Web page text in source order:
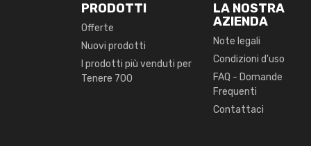
PRODOTTI
Offerte
Nuovi prodotti
I prodotti più venduti per
Tenere 700
LA NOSTRA
AZIENDA
Note legali
Condizioni d'uso
FAQ - Domande
Frequenti
Contattaci